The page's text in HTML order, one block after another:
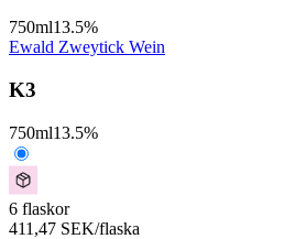
750ml13.5%
Ewald Zweytick Wein
K3
750ml13.5%
6 flaskor
411,47 SEK/flaska